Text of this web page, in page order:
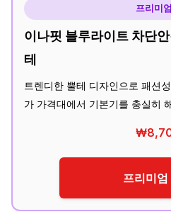
프리미
이나핏 블루라이트 차단
테
트렌디한 뿔테 디자인으로 패션
가 가격대에서 기본기를 충실히
프리미엄